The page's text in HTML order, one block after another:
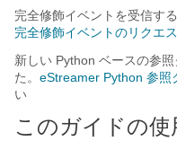
完全修飾イベントを受信す
完全修飾イベントのリクエ
新しい Python ベースの参
た。 eStreamer Python 参照
い
このガイドの使